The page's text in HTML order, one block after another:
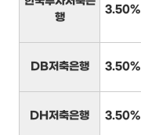
행
3.50%
DB저축은행 3.50%
DH저축은행 3.50%